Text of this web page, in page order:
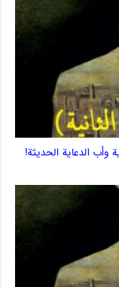
وأب الدعاية الحديثة!